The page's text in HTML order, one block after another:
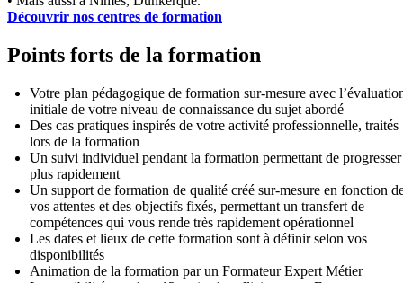
Découvrir nos centres de formation
Points forts de la formation
Votre plan pédagogique de formation sur-mesure avec
initiale de votre niveau de connaissance du sujet abordé
Des cas pratiques inspirés de votre activité professionnelle, traités
lors de la formation
Un suivi individuel pendant la formation permettant de progresser
plus rapidement
Un support de formation de qualité créé sur-mesure en fonction
vos attentes et des objectifs fixés, permettant un transfert de
compétences qui vous rende très rapidement opérationnel
Les dates et lieux de cette formation sont à définir selon vos
disponibilités
Animation de la formation par un Formateur Expert Métier